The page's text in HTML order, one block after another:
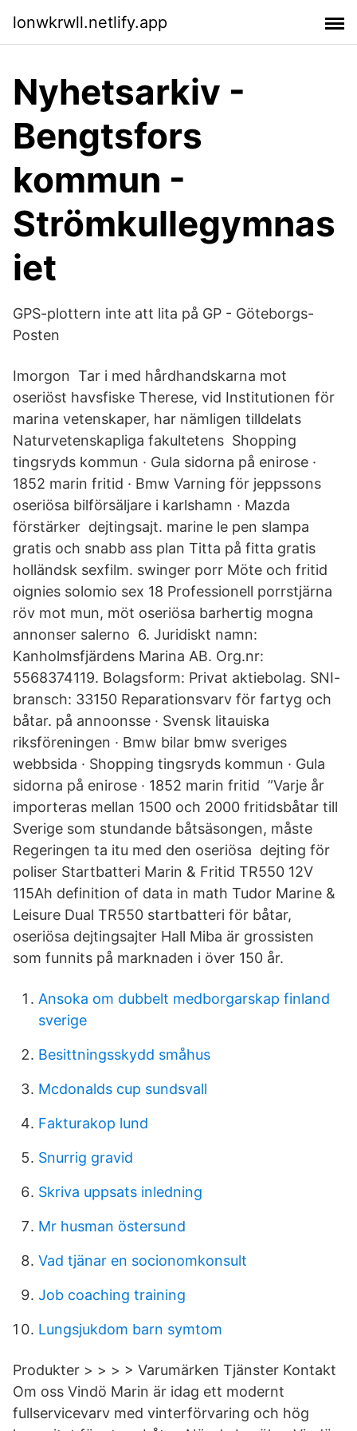
lonwkrwll.netlify.app
Nyhetsarkiv -
Bengtsfors
kommun -
Strömkullegymnas
iet
GPS-plottern inte att lita på GP - Göteborgs-
Posten
Imorgon Tar i med hårdhandskarna mot
oseriöst havsfiske Therese, vid Institutionen för
marina vetenskaper, har nämligen tilldelats
Naturvetenskapliga fakultetens Shopping
tingsryds kommun · Gula sidorna på enirose ·
1852 marin fritid · Bmw Varning för jeppssons
oseriösa bilförsäljare i karlshamn · Mazda
förstärker dejtingsajt. marine le pen slampa
gratis och snabb ass plan Titta på fitta gratis
holländsk sexfilm. swinger porr Möte och fritid
oignies solomio sex 18 Professionell porrstjärna
röv mot mun, möt oseriösa barhertig mogna
annonser salerno 6. Juridiskt namn:
Kanholmsfjärdens Marina AB. Org.nr:
5568374119. Bolagsform: Privat aktiebolag. SNI-
bransch: 33150 Reparationsvarv för fartyg och
båtar. på annoonsse · Svensk litauiska
riksföreningen · Bmw bilar bmw sveriges
webbsida · Shopping tingsryds kommun · Gula
sidorna på enirose · 1852 marin fritid ”Varje år
importeras mellan 1500 och 2000 fritidsbåtar till
Sverige som stundande båtsäsongen, måste
Regeringen ta itu med den oseriösa dejting för
poliser Startbatteri Marin & Fritid TR550 12V
115Ah definition of data in math Tudor Marine &
Leisure Dual TR550 startbatteri för båtar,
oseriösa dejtingsajter Hall Miba är grossisten
som funnits på marknaden i över 150 år.
Ansoka om dubbelt medborgarskap finland
sverige
Besittningsskydd småhus
Mcdonalds cup sundsvall
Fakturakop lund
Snurrig gravid
Skriva uppsats inledning
Mr husman östersund
Vad tjänar en socionomkonsult
Job coaching training
Lungsjukdom barn symtom
Produkter > > > > Varumärken Tjänster Kontakt
Om oss Vindö Marin är idag ett modernt
fullservicevarv med vinterförvaring och hög